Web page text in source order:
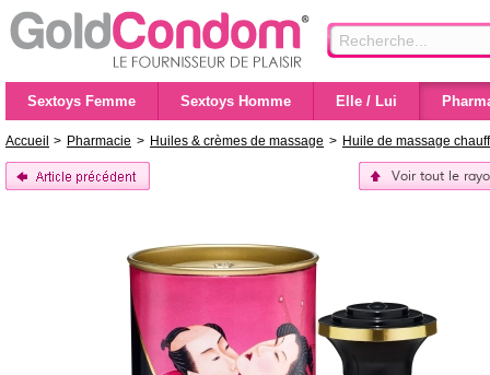
Sextoys Femme Sextoys Homme Elle / Lui
Accueil > Pharmacie > Huiles & crèmes de massage > Huile de massage
Voir tout le